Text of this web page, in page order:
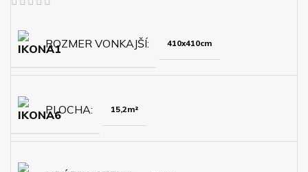
ROZMER VONKAJŠÍ 410x410cm
PLOCHA 15,2m²